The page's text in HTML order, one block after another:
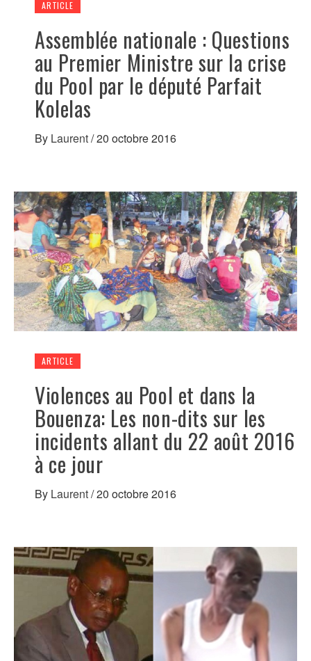
ARTICLE
Assemblée nationale : Questions
au Premier Ministre sur la crise
du Pool par le député Parfait
Kolelas
By Laurent/20 octobre 2016
ARTICLE
Violences au Pool et dans la
Bouenza: Les non-dits sur les
incidents allant du 22 août 2016
à ce jour
By Laurent/20 octobre 2016